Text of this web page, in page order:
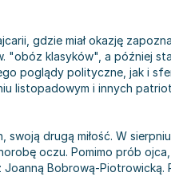
gdzie miał okazję
klasyków", a później
poglądy polityczne, jak i
listopadowym i innych
drugą miłość. W
oczu. Pomimo prób
Joanną Bobrową-